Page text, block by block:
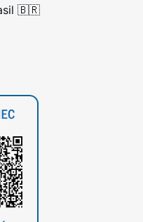
🇧🇷